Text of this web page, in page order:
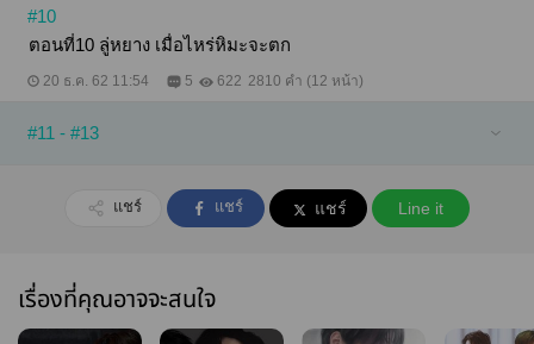
#10
ตอนที่10 ลู่หยาง เมื่อไหร่หิมะจะตก
20 ธ.ค. 62 11:54 5 622 2810 คำ (12 หน้า)
#11 - #13
แชร์ แชร์ แชร์ Line it
เรื่องที่คุณอาจจะสนใจ